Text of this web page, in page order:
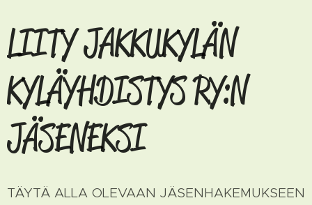
LIITY JAKKUKYLÄN
KYLÄYHDISTYS RY:N
JÄSENEKSI
TÄYTÄ ALLA OLEVAAN JÄSENHAKEMUKSEEN